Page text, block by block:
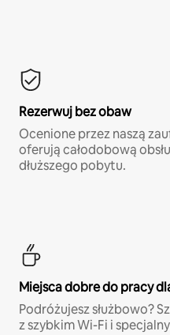
Rezerwuj bez obaw
Ocenione przez naszą
oferują całodobową
dłuższego pobytu.
Miejsca dobre do pracy
Podróżujesz służbowo?
z szybkim Wi-Fi i